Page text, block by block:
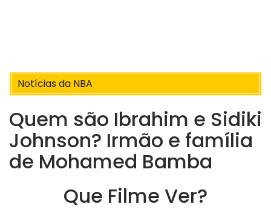
Notícias da NBA
Quem são Ibrahim e Sidiki
Johnson? Irmão e família
de Mohamed Bamba
Que Filme Ver?